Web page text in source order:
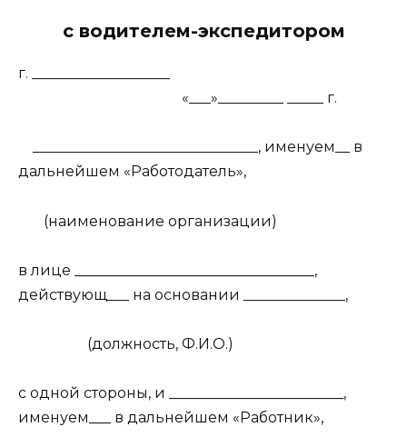
с водителем-экспедитором
г. ___________________
«___»_________ _____ г.
_______________________________, именуем__ в
дальнейшем «Работодатель»,
(наименование организации)
в лице _________________________________,
действующ___ на основании ______________,
(должность, Ф.И.О.)
с одной стороны, и ________________________,
именуем___ в дальнейшем «Работник»,